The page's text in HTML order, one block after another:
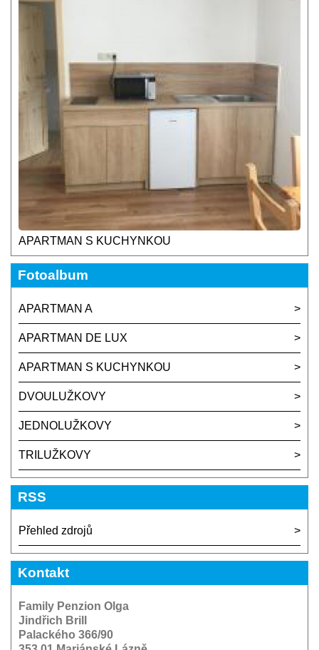
APARTMAN S KUCHYNKOU
Fotoalbum
APARTMAN A
APARTMAN DE LUX
APARTMAN S KUCHYNKOU
DVOULUŽKOVY
JEDNOLUŽKOVY
TRILUŽKOVY
RSS
Přehled zdrojů
Kontakt
Family Penzion Olga
Jindřich Brill
Palackého 366/90